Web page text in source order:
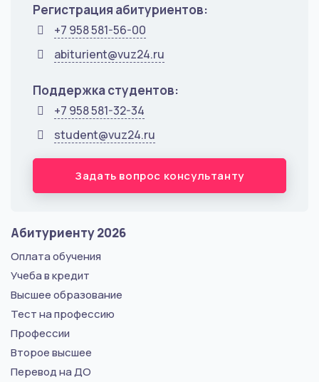
Регистрация абитуриентов:
+7 958 581-56-00
abiturient@vuz24.ru
Поддержка студентов:
+7 958 581-32-34
student@vuz24.ru
Задать вопрос консультанту
Абитуриенту 2026
Оплата обучения
Учеба в кредит
Высшее образование
Тест на профессию
Профессии
Второе высшее
Перевод на ДО